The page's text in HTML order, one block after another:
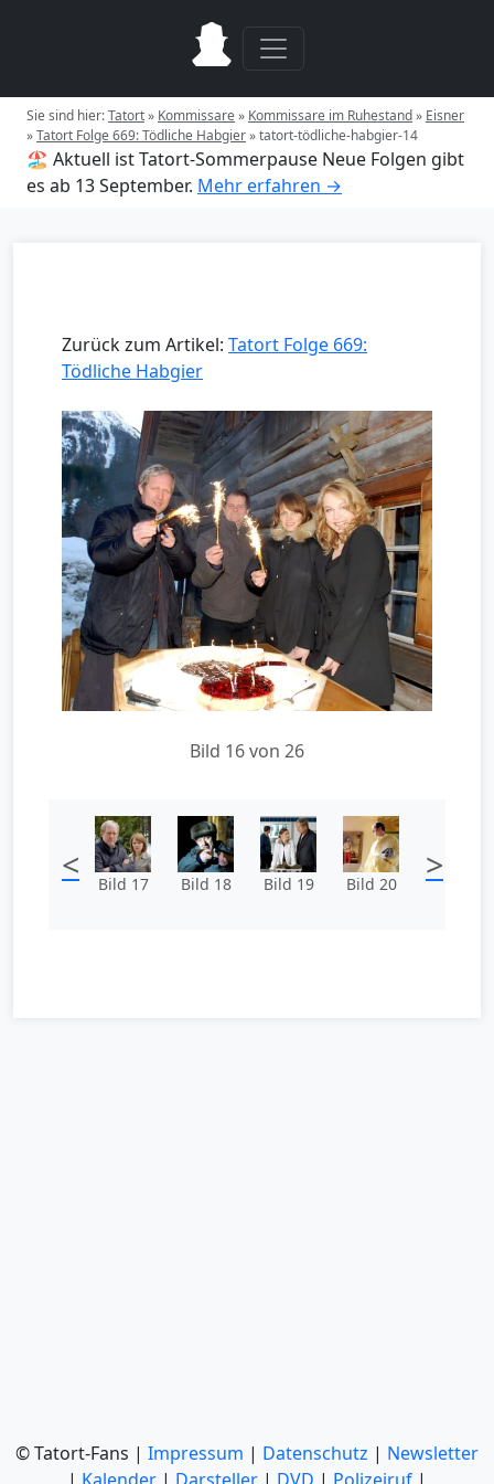
Sie sind hier:Tatort» Kommissare» Kommissare im Ruhestand» Eisner
»Tatort Folge 669: Tödliche Habgier»tatort-tödliche-habgier-14
🏖️ Aktuell ist Tatort-Sommerpause Neue Folgen gibt
es ab 13 September. Mehr erfahren →
Zurück zum Artikel: Tatort Folge 669:
Tödliche Habgier
Bild 16 von 26
< Bild 17 Bild 18 Bild 19 Bild 20 >
© Tatort-Fans | Impressum | Datenschutz | Newsletter